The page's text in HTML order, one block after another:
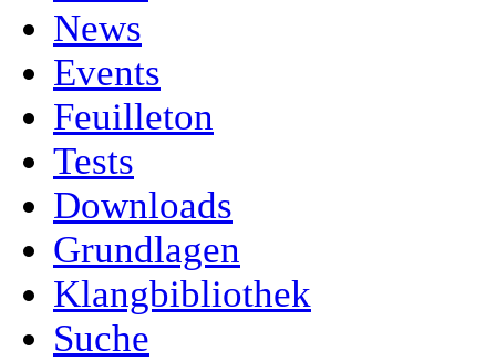
News
Events
Feuilleton
Tests
Downloads
Grundlagen
Klangbibliothek
Suche